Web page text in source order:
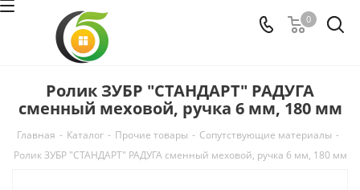
0
Ролик ЗУБР "СТАНДАРТ" РАДУГА
сменный меховой, ручка 6 мм, 180 мм
Главная - Каталог - Прочие товары - Сопутствующие материалы -
Ролик ЗУБР "СТАНДАРТ" РАДУГА сменный меховой, ручка 6 мм, 180 мм